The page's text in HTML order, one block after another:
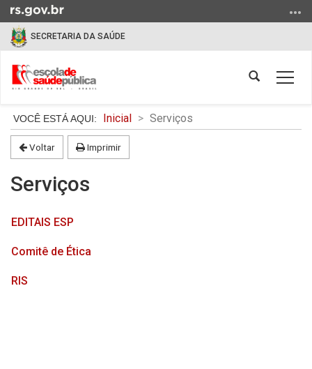
para
para
menu
para
busca
SECRETARIA DA SAÚDE
Abrir
Início
do
conteúdo
Inicial Serviços
Voltar Imprimir
Serviços
EDITAIS ESP
Comitê de Ética
RIS